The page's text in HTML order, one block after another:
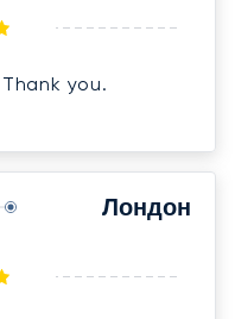
Was excellent as always.. Thank you.
Лондон